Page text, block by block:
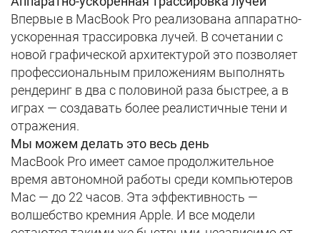
Впервые в MacBook Pro реализована аппаратно-
ускоренная трассировка лучей. В сочетании с
новой графической архитектурой это позволяет
профессиональным приложениям выполнять
рендеринг в два с половиной раза быстрее, а в
играх — создавать более реалистичные тени и
отражения.
Мы можем делать это весь день
MacBook Pro имеет самое продолжительное
время автономной работы среди компьютеров
Mac — до 22 часов. Эта эффективность —
волшебство кремния Apple. И все модели